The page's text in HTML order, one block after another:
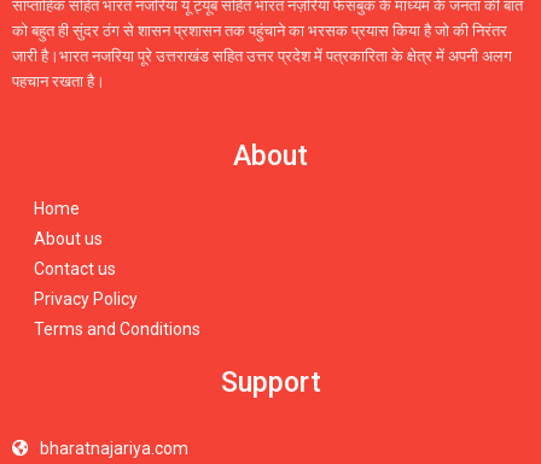
साप्ताहिक सहित भारत नजरिया यू ट्यूब सहित भारत नज़रिया फेसबुक के माध्यम के जनता की बात
को बहुत ही सुंदर ठंग से शासन प्रशासन तक पहुंचाने का भरसक प्रयास किया है जो की निरंतर
जारी है।भारत नजरिया पूरे उत्तराखंड सहित उत्तर प्रदेश में पत्रकारिता के क्षेत्र में अपनी अलग
पहचान रखता है।
About
Home
About us
Contact us
Privacy Policy
Terms and Conditions
Support
bharatnajariya.com